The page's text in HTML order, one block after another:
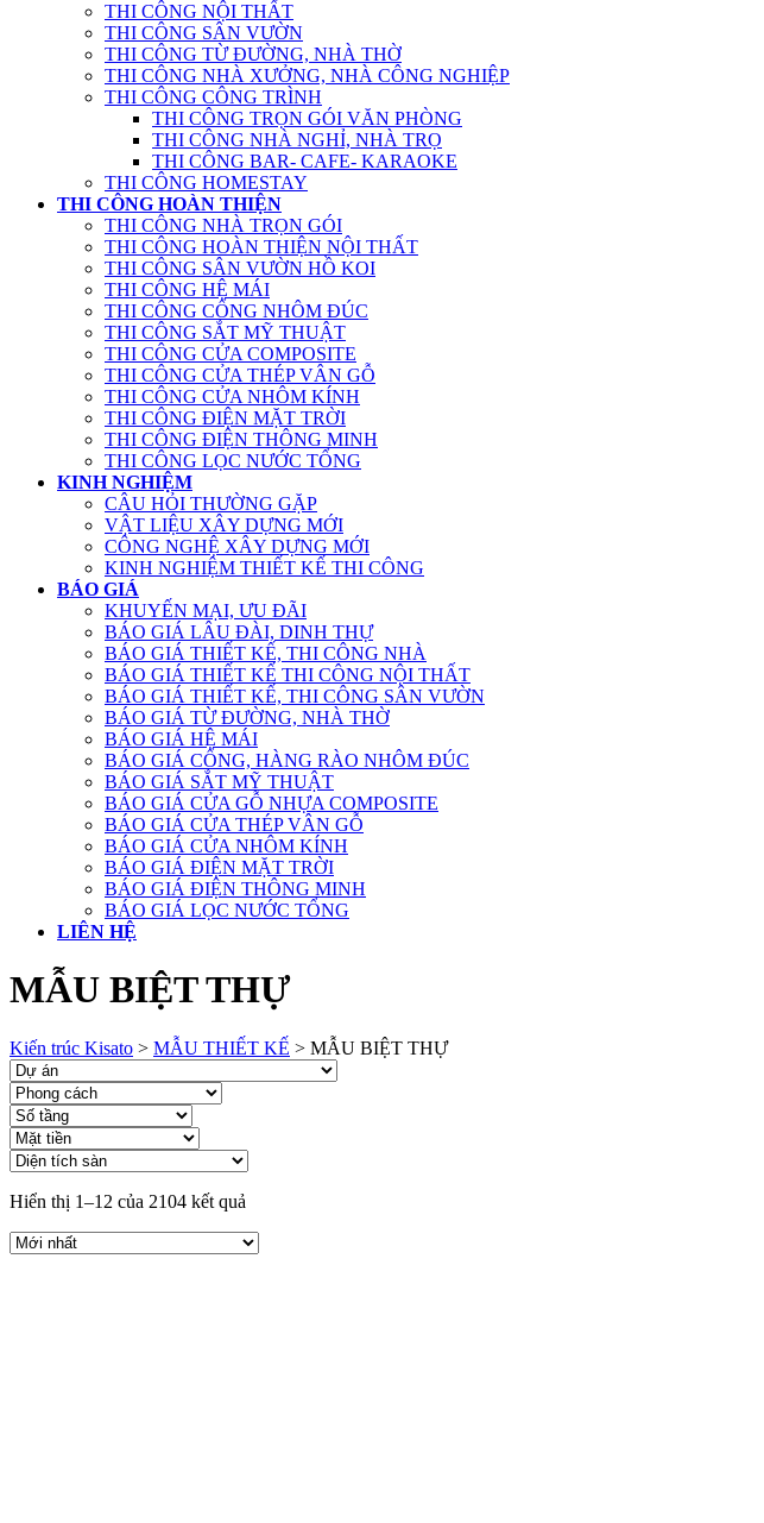
THI CÔNG NỘI THẤT
THI CÔNG SÂN VƯỜN
THI CÔNG TỪ ĐƯỜNG, NHÀ THỜ
THI CÔNG NHÀ XƯỞNG, NHÀ CÔNG NGHIỆP
THI CÔNG CÔNG TRÌNH
THI CÔNG TRỌN GÓI VĂN PHÒNG
THI CÔNG NHÀ NGHỈ, NHÀ TRỌ
THI CÔNG BAR- CAFE- KARAOKE
THI CÔNG HOMESTAY
THI CÔNG HOÀN THIỆN
THI CÔNG NHÀ TRỌN GÓI
THI CÔNG HOÀN THIỆN NỘI THẤT
THI CÔNG SÂN VƯỜN HỒ KOI
THI CÔNG HỆ MÁI
THI CÔNG CỔNG NHÔM ĐÚC
THI CÔNG SẮT MỸ THUẬT
THI CÔNG CỬA COMPOSITE
THI CÔNG CỬA THÉP VÂN GỖ
THI CÔNG CỬA NHÔM KÍNH
THI CÔNG ĐIỆN MẶT TRỜI
THI CÔNG ĐIỆN THÔNG MINH
THI CÔNG LỌC NƯỚC TỔNG
KINH NGHIỆM
CÂU HỎI THƯỜNG GẶP
VẬT LIỆU XÂY DỰNG MỚI
CÔNG NGHỆ XÂY DỰNG MỚI
KINH NGHIỆM THIẾT KẾ THI CÔNG
BÁO GIÁ
KHUYẾN MẠI, ƯU ĐÃI
BÁO GIÁ LÂU ĐÀI, DINH THỰ
BÁO GIÁ THIẾT KẾ, THI CÔNG NHÀ
BÁO GIÁ THIẾT KẾ THI CÔNG NỘI THẤT
BÁO GIÁ THIẾT KẾ, THI CÔNG SÂN VƯỜN
BÁO GIÁ TỪ ĐƯỜNG, NHÀ THỜ
BÁO GIÁ HỆ MÁI
BÁO GIÁ CỔNG, HÀNG RÀO NHÔM ĐÚC
BÁO GIÁ SẮT MỸ THUẬT
BÁO GIÁ CỬA GỖ NHỰA COMPOSITE
BÁO GIÁ CỬA THÉP VÂN GỖ
BÁO GIÁ CỬA NHÔM KÍNH
BÁO GIÁ ĐIỆN MẶT TRỜI
BÁO GIÁ ĐIỆN THÔNG MINH
BÁO GIÁ LỌC NƯỚC TỔNG
LIÊN HỆ
MẪU BIỆT THỰ
Kiến trúc Kisato > MẪU THIẾT KẾ > MẪU BIỆT THỰ
Hiển thị 1–12 của 2104 kết quả